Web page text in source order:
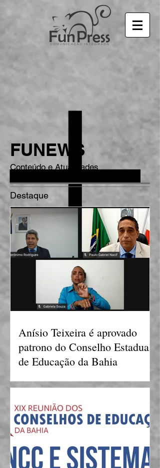
FUNEWS
Conteúdo e Atualidades
Destaque
Anísio Teixeira é aprovado
patrono do Conselho Estadual
de Educação da Bahia